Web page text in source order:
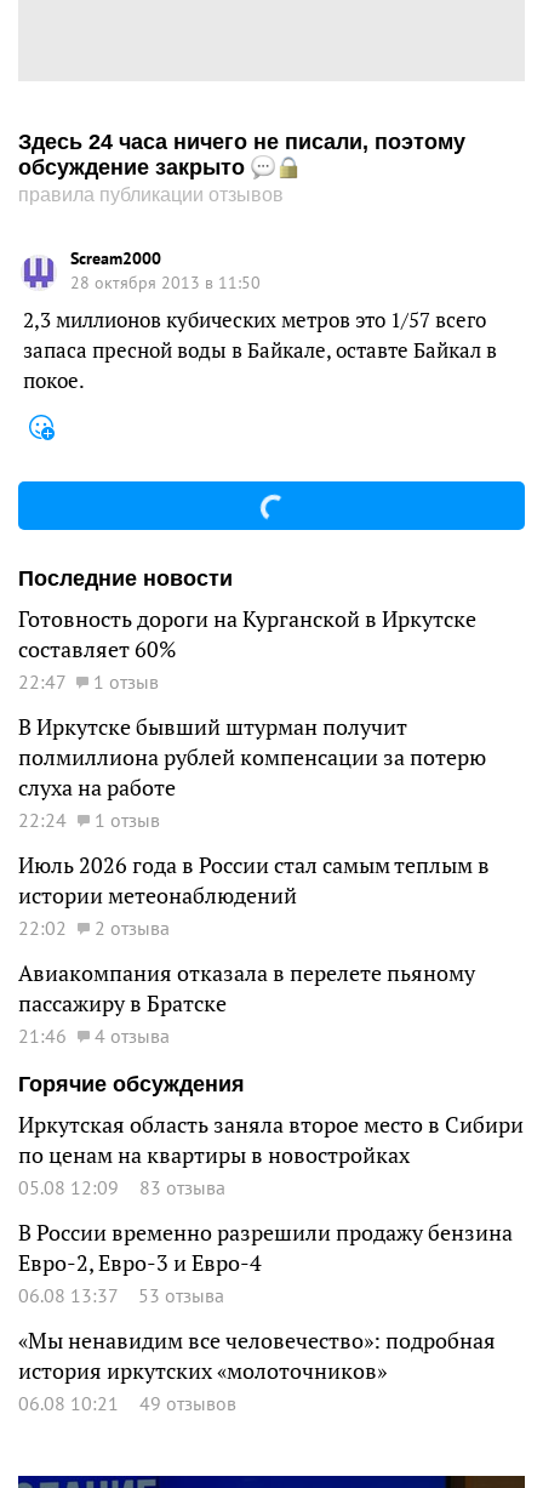
Здесь 24 часа ничего не писали, поэтому
обсуждение закрыто
правила публикации отзывов
Scream2000
28 октября 2013 в 11:50
2,3 миллионов кубических метров это 1/57 всего
запаса пресной воды в Байкале, оставте Байкал в
покое.
Последние новости
Готовность дороги на Курганской в Иркутске
составляет 60%
22:47 1 отзыв
В Иркутске бывший штурман получит
полмиллиона рублей компенсации за потерю
слуха на работе
22:24 1 отзыв
Июль 2026 года в России стал самым теплым в
истории метеонаблюдений
22:02 2 отзыва
Авиакомпания отказала в перелете пьяному
пассажиру в Братске
21:46
4 отзыва
Горячие обсуждения
Иркутская область заняла второе место в Сибири
по ценам на квартиры в новостройках
05.08 12:09 83 отзыва
В России временно разрешили продажу бензина
Евро-2, Евро-3 и Евро-4
06.08 13:37 53 отзыва
«Мы ненавидим все человечество»: подробная
история иркутских «молоточников»
06.08 10:21 49 отзывов